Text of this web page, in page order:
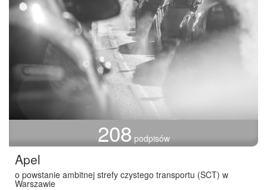
208 podpisów
Apel
o powstanie ambitnej strefy czystego transportu (SCT) w
Warszawie